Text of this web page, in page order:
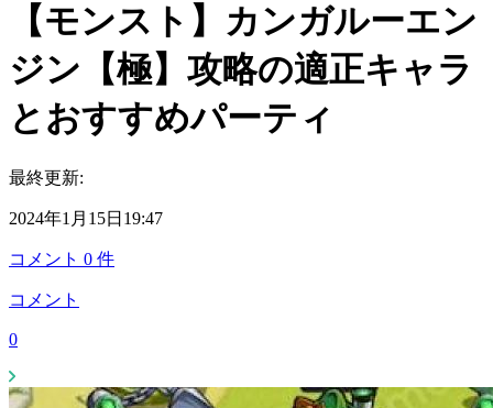
【モンスト】カンガルーエン
ジン【極】攻略の適正キャラ
とおすすめパーティ
最終更新:
2024年1月15日19:47
コメント 0 件
コメント
0